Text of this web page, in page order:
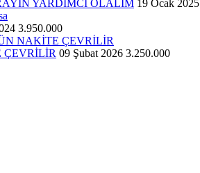
YARDIMCI OLALIM 19 Ocak 2025
3.950.000
ÇEVRİLİR 09 Şubat 2026 3.250.000